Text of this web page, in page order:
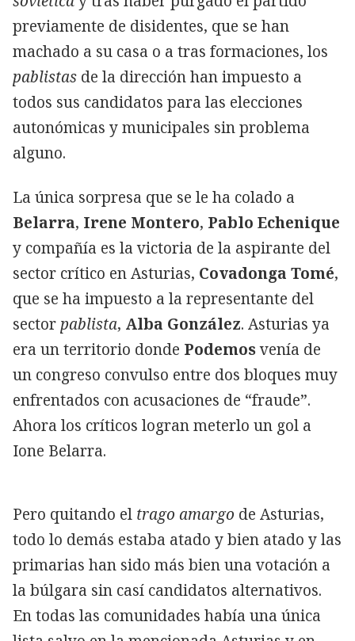
previamente de disidentes, que se han
machado a su casa o a tras formaciones, los
pablistas de la dirección han impuesto a
todos sus candidatos para las elecciones
autonómicas y municipales sin problema
alguno.
La única sorpresa que se le ha colado a
Belarra, Irene Montero, Pablo Echenique
y compañía es la victoria de la aspirante del
sector crítico en Asturias, Covadonga Tomé,
que se ha impuesto a la representante del
sector pablista, Alba González. Asturias ya
era un territorio donde Podemosvenía de
un congreso convulso entre dos bloques muy
enfrentados con acusaciones de “fraude”.
Ahora los críticos logran meterlo un gol a
Ione Belarra.
Pero quitando el trago amargo de Asturias,
todo lo demás estaba atado y bien atado y las
primarias han sido más bien una votación a
la búlgara sin casí candidatos alternativos.
En todas las comunidades había una única